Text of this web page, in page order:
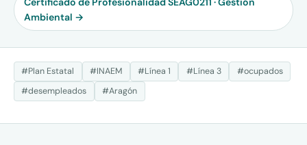
Ambiental →
#Plan Estatal #INAEM #Línea 1 #Línea 3
#ocupados
#desempleados
#Aragón